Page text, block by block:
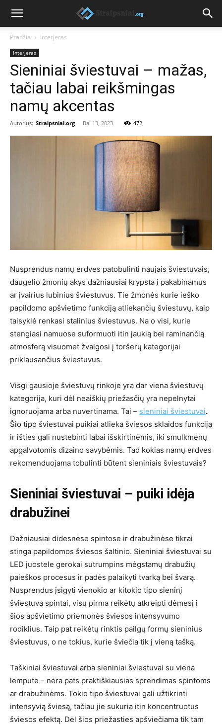
Pradžia Interjeras
Interjeras
Sieniniai šviestuvai – mažas,
tačiau labai reikšmingas
namų akcentas
Autorius: Straipsniai.org - Bal 13, 2023 472
Nusprendus namų erdves patobulinti naujais šviestuvais,
daugelio žmonių akys dažniausiai krypsta į pakabinamus
ar įvairius lubinius šviestuvus. Tie žmonės kurie ieško
papildomo apšvietimo funkciją atliekančių šviestuvų, kaip
taisyklė renkasi stalinius šviestuvus. Na o visi, kurie
stengiasi namuose suformuoti itin jaukią bei raminančią
atmosferą visuomet žvalgosi į toršerų kategorijai
priklausančius šviestuvus.
Visgi gausioje šviestuvų rinkoje yra dar viena šviestuvų
kategorija, kuri dėl neaiškių priežasčių yra nepelnytai
ignoruojama arba nuvertinama. Tai – sieniniai šviestuvai.
Šio tipo šviestuvai puikiai atlieka šviesos sklaidos funkciją
ir išties gali nustebinti labai išskirtinėmis, iki smulkmenų
apgalvotomis dizaino savybėmis. Tad kokias namų erdves
rekomenduojama tobulinti būtent sieniniais šviestuvais?
Sieniniai šviestuvai – puiki idėja
drabužinei
Dažniausiai didesnėse spintose ir drabužinėse tikrai
stinga papildomos šviesos šaltinio. Sieniniai šviestuvai su
LED juostele gerokai sutrumpins mėgstamų drabužių
paieškos procesus ir padės palaikyti tvarką bei švarą.
Nusprendus įsigyti vienokio ar kitokio tipo sieninį
šviestuvą spintai, visų pirma reikėtų atkreipti dėmesį į
šios apšvietimo priemonės šviesos intensyvumo
rodiklius. Taip pat reikėtų rinktis pailgų formų sieninius
šviestuvus, o ne tokius, kurie šviečia tik į vieną tašką.
Taškiniai šviestuvai arba sieniniai šviestuvai su viena
lempute – nėra pats praktiškiausias sprendimas spintoms
ar drabužinėms. Tokio tipo šviestuvai gali užtikrinti
intensyvią šviesą, tačiau jie sukuria itin koncentruotus
šviesos efektą. Dėl šios priežasties apšviečiama tik tam